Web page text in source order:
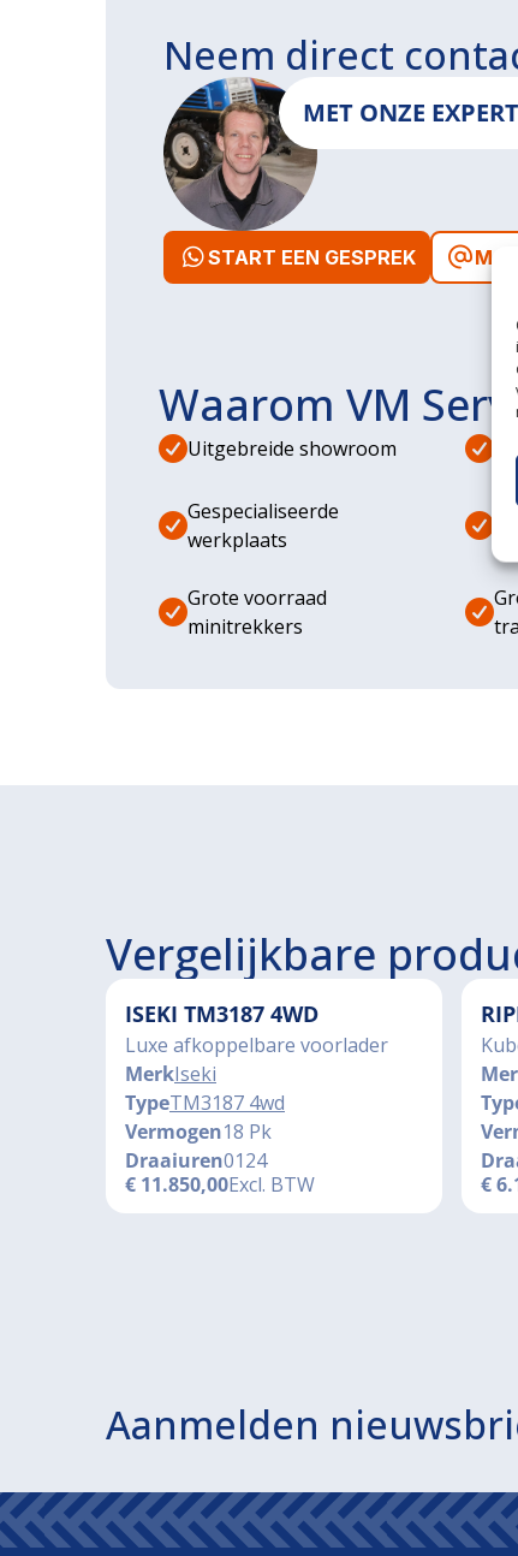
Neem direct
MET ONZE
START EEN GESPREK
Waarom VM
Uitgebreide showroom
Gespecialiseerde
werkplaats
Grote voorraad
minitrekkers
Vergelijkbare
ISEKI TM3187 4WD
Luxe afkoppelbare voorlader
MerkIseki
TypeTM3187 4wd
Vermogen18 Pk
Draaiuren0124
€ 11.850,00Excl. BTW
€
Aanmelden